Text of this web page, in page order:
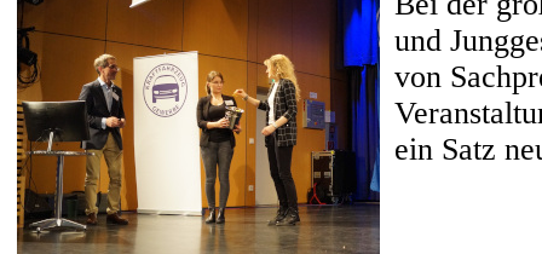
und
von
ein Satz